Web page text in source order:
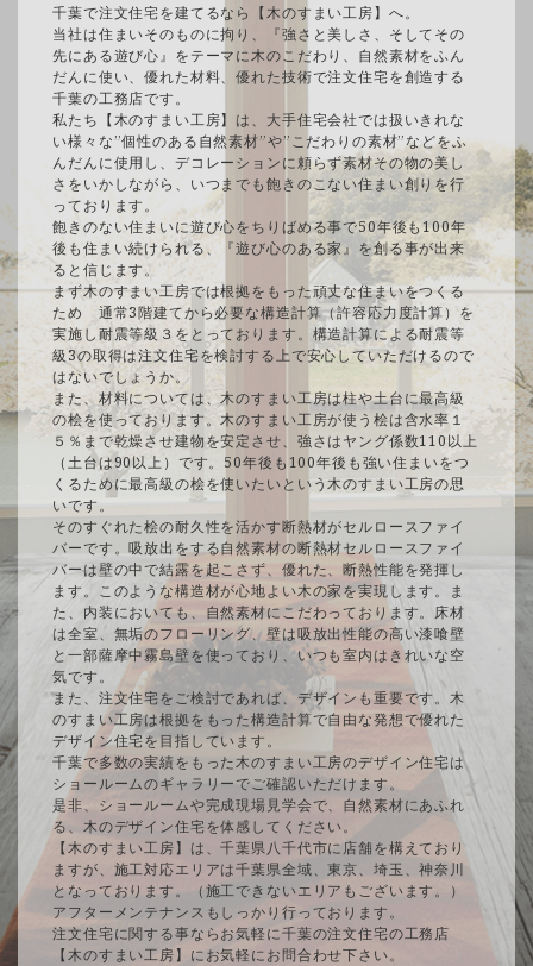
千葉で注文住宅を建てるなら【木のすまい工房】へ。
当社は住まいそのものに拘り、『強さと美しさ、そしてその
先にある遊び心』をテーマに木のこだわり、自然素材をふん
だんに使い、優れた材料、優れた技術で注文住宅を創造する
千葉の工務店です。
私たち【木のすまい工房】は、大手住宅会社では扱いきれな
い様々な”個性のある自然素材”や”こだわりの素材”などをふ
んだんに使用し、デコレーションに頼らず素材その物の美し
さをいかしながら、いつまでも飽きのこない住まい創りを行
っております。
飽きのない住まいに遊び心をちりばめる事で50年後も100年
後も住まい続けられる、『遊び心のある家』を創る事が出来
ると信じます。
まず木のすまい工房では根拠をもった頑丈な住まいをつくる
ため 通常3階建てから必要な構造計算（許容応力度計算）を
実施し耐震等級３をとっております。構造計算による耐震等
級3の取得は注文住宅を検討する上で安心していただけるので
はないでしょうか。
また、材料については、木のすまい工房は柱や土台に最高級
の桧を使っております。木のすまい工房が使う桧は含水率１
５％まで乾燥させ建物を安定させ、強さはヤング係数110以上
（土台は90以上）です。50年後も100年後も強い住まいをつ
くるために最高級の桧を使いたいという木のすまい工房の思
いです。
そのすぐれた桧の耐久性を活かす断熱材がセルロースファイ
バーです。吸放出をする自然素材の断熱材セルロースファイ
バーは壁の中で結露を起こさず、優れた、断熱性能を発揮し
ます。このような構造材が心地よい木の家を実現します。ま
た、内装においても、自然素材にこだわっております。床材
は全室、無垢のフローリング、壁は吸放出性能の高い漆喰壁
と一部薩摩中霧島壁を使っており、いつも室内はきれいな空
気です。
また、注文住宅をご検討であれば、デザインも重要です。木
のすまい工房は根拠をもった構造計算で自由な発想で優れた
デザイン住宅を目指しています。
千葉で多数の実績をもった木のすまい工房のデザイン住宅は
ショールームのギャラリーでご確認いただけます。
是非、ショールームや完成現場見学会で、自然素材にあふれ
る、木のデザイン住宅を体感してください。
【木のすまい工房】は、千葉県八千代市に店舗を構えており
ますが、施工対応エリアは千葉県全域、東京、埼玉、神奈川
となっております。（施工できないエリアもございます。）
アフターメンテナンスもしっかり行っております。
注文住宅に関する事ならお気軽に千葉の注文住宅の工務店
【木のすまい工房】にお気軽にお問合わせ下さい。